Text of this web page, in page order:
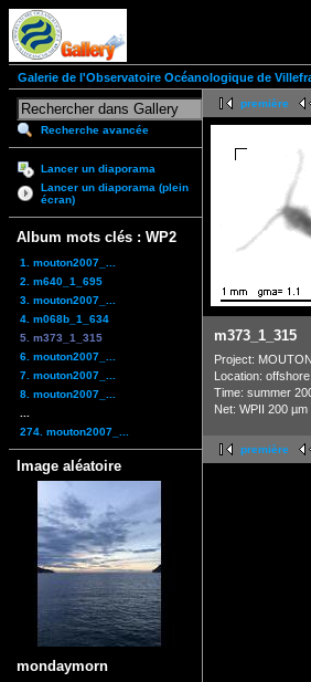
Galerie de l'Observatoire Océanologique de
Recherche avancée
Lancer un diaporama
Lancer un diaporama (plein
écran)
Album mots clés : WP2
1. mouton2007_...
2. m640_1_695
3. mouton2007_...
4. m068b_1_634
5. m373_1_315
6. mouton2007_...
7. mouton2007_...
8. mouton2007_...
274. mouton2007_...
Image aléatoire
mondaymorn
première
m373_1_315
Project:
Location:
Time: summer
Net: WPII 200 µm
première